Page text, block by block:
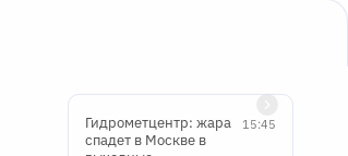
15:45
Гидрометцентр: жара
спадет в Москве в